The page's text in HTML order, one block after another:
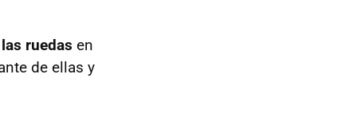
ruedas en
de ellas y